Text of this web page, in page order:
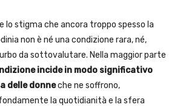
lo stigma che ancora troppo spesso la
non è né una condizione rara, né,
da sottovalutare. Nella maggior parte
incide in modo significativo
delle donneche ne soffrono,
la quotidianità e la sfera